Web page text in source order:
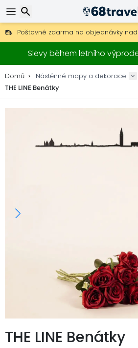
Poštovné zdarma na objednávky nad
30 dní na vrácení, 90 dní na dřevěné
Originální výrobce map a dekorací.
Slevy během letního
Domů Nástěnné mapy a dekorace
THE LINE Benátky
THE LINE Benátky
Hledat
Hledat